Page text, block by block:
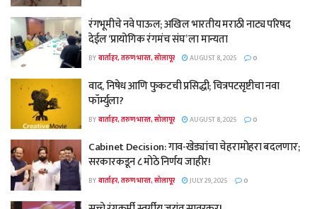
रंगभूमीचे नवे पाऊल; अखिल भारतीय मराठी नाट्य परिषद
देईल ‘प्रायोगिक रंगमंच संघ’ ला मान्यता
BYवार्ताहर, तरुण भारत, सोलापूर AUGUST 8, 2025 0
वाद, निषेध आणि फुकटची प्रसिद्धी; चित्रपटसृष्टीचा नवा
फॉर्म्युला?
BYवार्ताहर, तरुण भारत, सोलापूर AUGUST 8, 2025 0
Cabinet Decision: गाव-खेड्यांचा चेहरामोहरा बदलणार;
सरकारकडून ८ मोठे निर्णय जाहीर!
BYवार्ताहर, तरुण भारत, सोलापूर JULY 29, 2025 0